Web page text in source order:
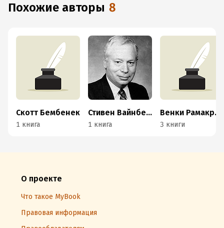
Похожие авторы 8
Скотт Бембенек
1 книга
Стивен Вайнберг
1 книга
Венки Рамакришнан
3 книги
О проекте
Что такое MyBook
Правовая информация